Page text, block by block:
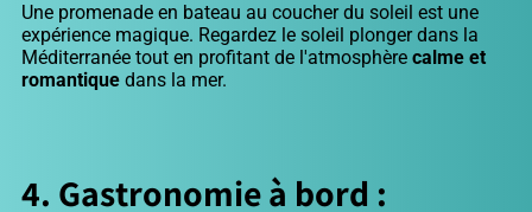
Une promenade en bateau au coucher du soleil est une
expérience magique. Regardez le soleil plonger dans la
Méditerranée tout en profitant de l'atmosphère calme et
romantique dans la mer.
4. Gastronomie à bord :